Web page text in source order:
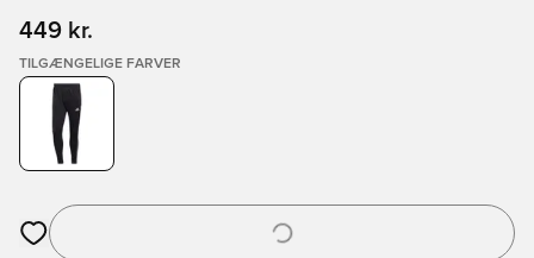
449 kr.
TILGÆNGELIGE FARVER
Åbner en Modal til at logge ind eller tilmelde dig som medlem